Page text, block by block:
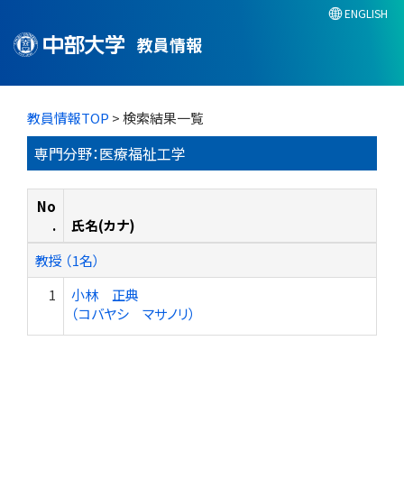
教員情報
ENGLISH
教員情報TOP > 検索結果一覧
専門分野：医療福祉工学
No
.
氏名(カナ)
教授 （1名）
1
小林 正典
（コバヤシ マサノリ）